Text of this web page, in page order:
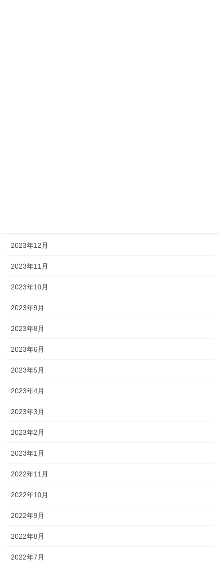
2023年12月
2023年11月
2023年10月
2023年9月
2023年8月
2023年6月
2023年5月
2023年4月
2023年3月
2023年2月
2023年1月
2022年11月
2022年10月
2022年9月
2022年8月
2022年7月